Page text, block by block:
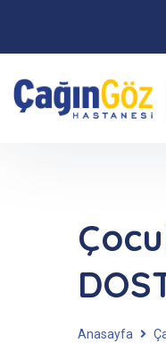
Anasayfa